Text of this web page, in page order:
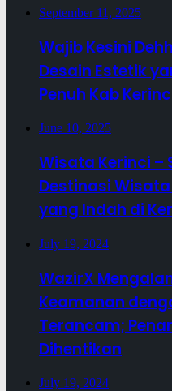
September 11, 2025
Wajib Kesini
Desain Estetik
Penuh Kab
June 10, 2025
Wisata Kerinci –
Destinasi
yang Indah di
July 19, 2024
WazirX
Keamanan
Terancam;
Dihentikan
July 19, 2024